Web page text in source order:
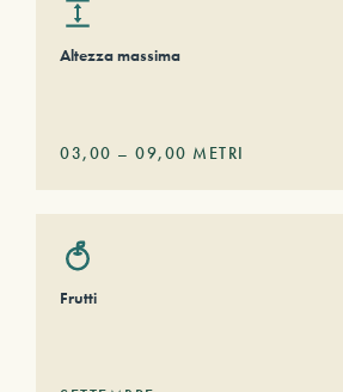
Altezza massima
03,00 – 09,00 METRI
Frutti